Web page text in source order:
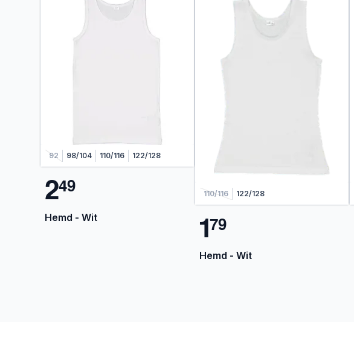
92 98/104 110/116 122/128
249
Hemd - Wit
110/116 122/128
179
Hemd - Wit